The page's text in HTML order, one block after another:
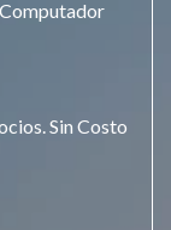
Sin Costo